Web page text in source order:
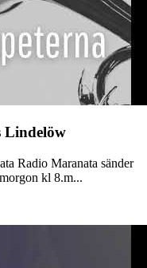
Lindelöw
Radio Maranata sänder
kl 8.m...